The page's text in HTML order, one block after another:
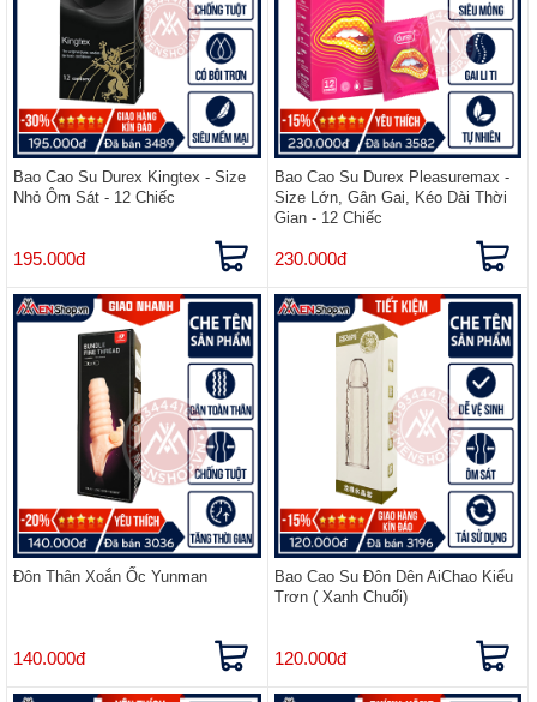
Bao Cao Su Durex Kingtex - Size
Nhỏ Ôm Sát - 12 Chiếc
195.000đ
Bao Cao Su Durex Pleasuremax -
Size Lớn, Gân Gai, Kéo Dài Thời
Gian - 12 Chiếc
230.000đ
Đôn Thân Xoắn Ốc Yunman
140.000đ
Bao Cao Su Đôn Dên AiChao Kiểu
Trơn ( Xanh Chuối)
120.000đ